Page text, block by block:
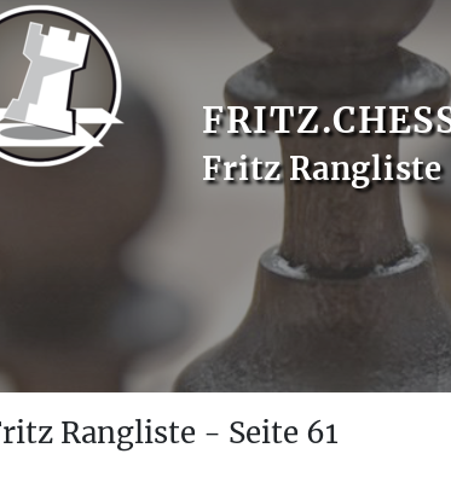
Fritz Rangliste
Rangliste - Seite 61